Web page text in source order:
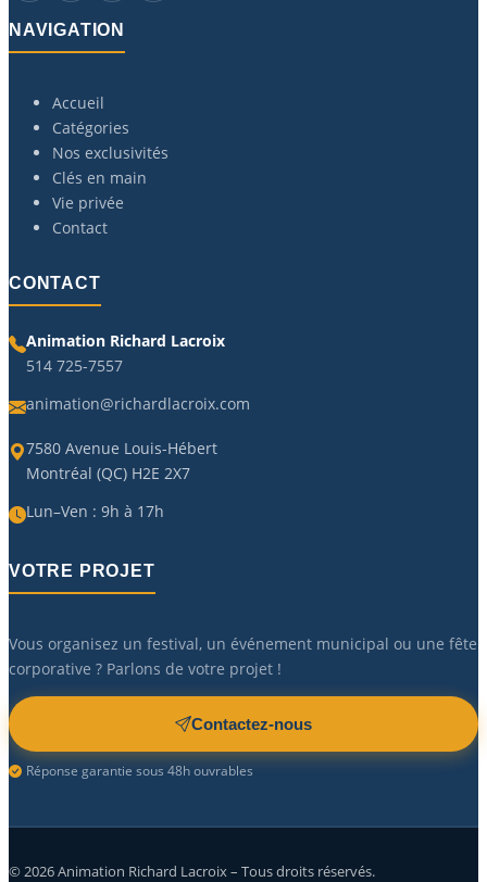
NAVIGATION
Accueil
Catégories
Nos exclusivités
Clés en main
Vie privée
Contact
CONTACT
Animation Richard Lacroix
514 725-7557
animation@richardlacroix.com
7580 Avenue Louis-Hébert
Montréal (QC) H2E 2X7
Lun–Ven : 9h à 17h
VOTRE PROJET
Vous organisez un festival, un événement municipal ou une fête
corporative ? Parlons de votre projet !
Contactez-nous
Réponse garantie sous 48h ouvrables
©2026Animation Richard Lacroix – Tous droits réservés.